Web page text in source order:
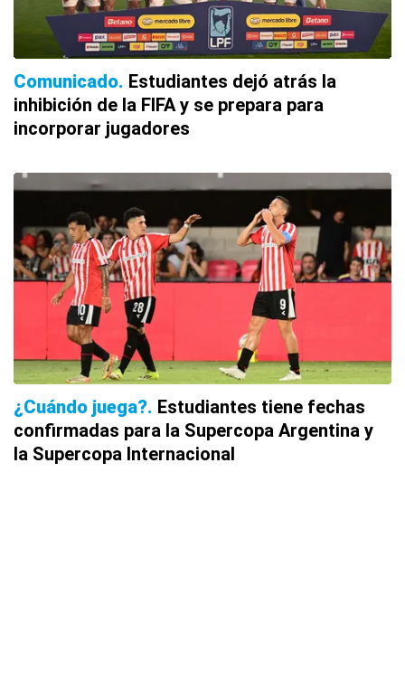
Comunicado Estudiantes dejó atrás la
inhibición de la FIFA y se prepara para
incorporar jugadores
¿Cuándo juega? Estudiantes tiene fechas
confirmadas para la Supercopa Argentina y
la Supercopa Internacional